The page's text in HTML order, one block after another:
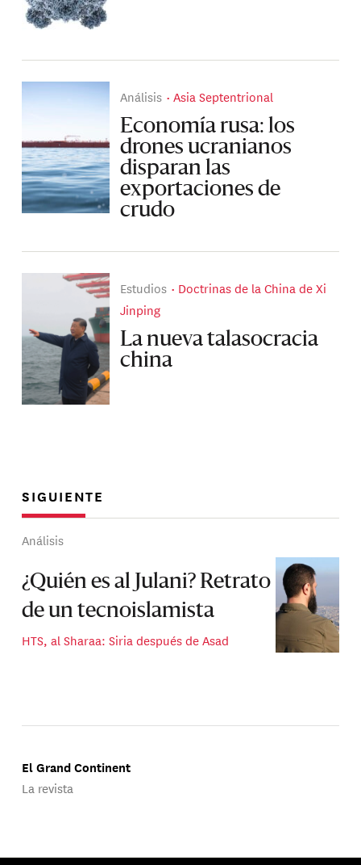
Análisis Asia Septentrional
Economía rusa: los
drones ucranianos
disparan las
exportaciones de
crudo
Estudios
Doctrinas de la China de Xi
Jinping
La nueva talasocracia
china
SIGUIENTE
Análisis
¿Quién es al Julani? Retrato
de un tecnoislamista
HTS, al Sharaa: Siria después de Asad
El Grand Continent
La revista